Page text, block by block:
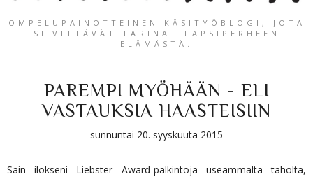
OMPELUPAINOTTEINEN KÄSITYÖBLOGI, JOTA
SIIVITTÄVÄT TARINAT LAPSIPERHEEN
ELÄMÄSTÄ.
PAREMPI MYÖHÄÄN - ELI
VASTAUKSIA HAASTEISIIN
sunnuntai 20. syyskuuta 2015
Sain ilokseni Liebster Award-palkintoja useammalta taholta,